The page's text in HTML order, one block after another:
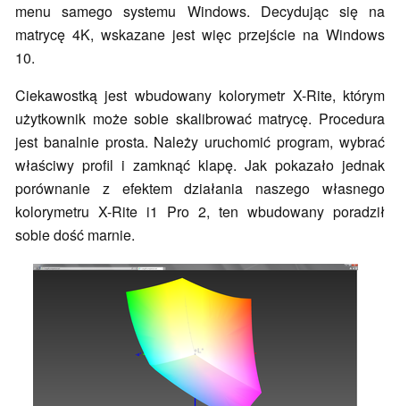
menu samego systemu Windows. Decydując się na
matrycę 4K, wskazane jest więc przejście na Windows
10.
Ciekawostką jest wbudowany kolorymetr X-Rite, którym
użytkownik może sobie skalibrować matrycę. Procedura
jest banalnie prosta. Należy uruchomić program, wybrać
właściwy profil i zamknąć klapę. Jak pokazało jednak
porównanie z efektem działania naszego własnego
kolorymetru X-Rite i1 Pro 2, ten wbudowany poradził
sobie dość marnie.